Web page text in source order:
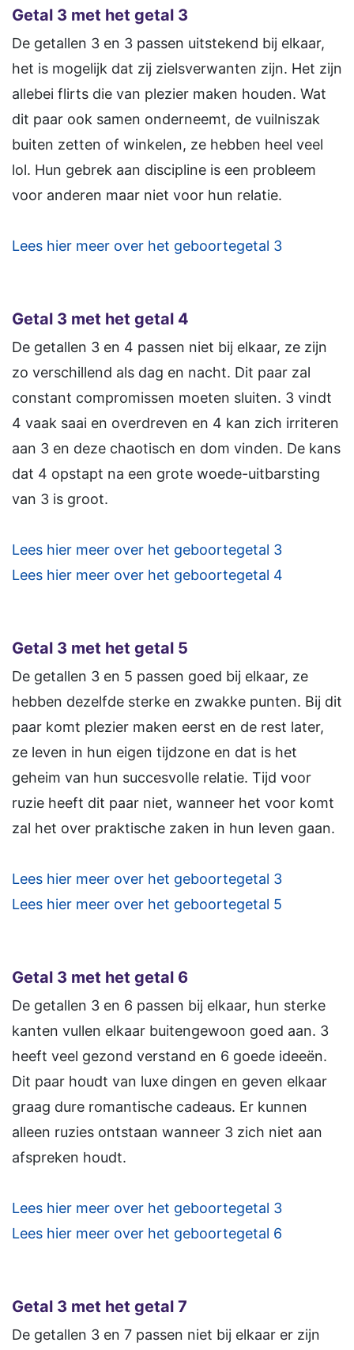
Getal 3 met het getal 3
De getallen 3 en 3 passen uitstekend bij elkaar,
het is mogelijk dat zij zielsverwanten zijn. Het zijn
allebei flirts die van plezier maken houden. Wat
dit paar ook samen onderneemt, de vuilniszak
buiten zetten of winkelen, ze hebben heel veel
lol. Hun gebrek aan discipline is een probleem
voor anderen maar niet voor hun relatie.
Lees hier meer over het geboortegetal 3
Getal 3 met het getal 4
De getallen 3 en 4 passen niet bij elkaar, ze zijn
zo verschillend als dag en nacht. Dit paar zal
constant compromissen moeten sluiten. 3 vindt
4 vaak saai en overdreven en 4 kan zich irriteren
aan 3 en deze chaotisch en dom vinden. De kans
dat 4 opstapt na een grote woede-uitbarsting
van 3 is groot.
Lees hier meer over het geboortegetal 3
Lees hier meer over het geboortegetal 4
Getal 3 met het getal 5
De getallen 3 en 5 passen goed bij elkaar, ze
hebben dezelfde sterke en zwakke punten. Bij dit
paar komt plezier maken eerst en de rest later,
ze leven in hun eigen tijdzone en dat is het
geheim van hun succesvolle relatie. Tijd voor
ruzie heeft dit paar niet, wanneer het voor komt
zal het over praktische zaken in hun leven gaan.
Lees hier meer over het geboortegetal 3
Lees hier meer over het geboortegetal 5
Getal 3 met het getal 6
De getallen 3 en 6 passen bij elkaar, hun sterke
kanten vullen elkaar buitengewoon goed aan. 3
heeft veel gezond verstand en 6 goede ideeën.
Dit paar houdt van luxe dingen en geven elkaar
graag dure romantische cadeaus. Er kunnen
alleen ruzies ontstaan wanneer 3 zich niet aan
afspreken houdt.
Lees hier meer over het geboortegetal 3
Lees hier meer over het geboortegetal 6
Getal 3 met het getal 7
De getallen 3 en 7 passen niet bij elkaar er zijn